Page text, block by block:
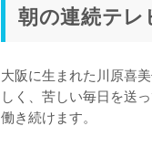
朝の連続テ
大阪に生まれた川原喜
しく、苦しい毎日を送
働き続けます。